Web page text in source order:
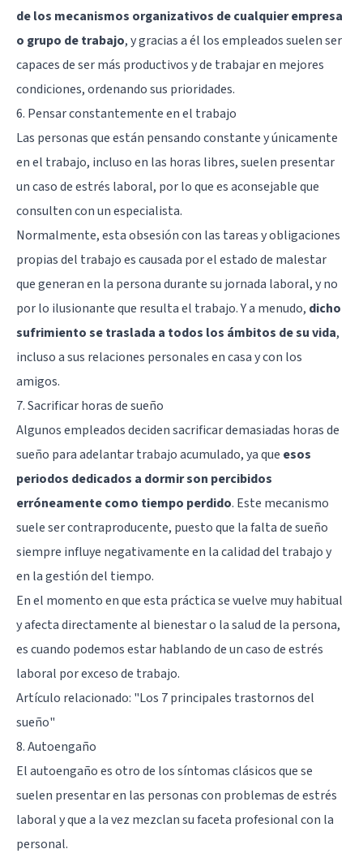
de los mecanismos organizativos de cualquier empresa
o grupo de trabajo, y gracias a él los empleados suelen ser
capaces de ser más productivos y de trabajar en mejores
condiciones, ordenando sus prioridades.
6. Pensar constantemente en el trabajo
Las personas que están pensando constante y únicamente
en el trabajo, incluso en las horas libres, suelen presentar
un caso de estrés laboral, por lo que es aconsejable que
consulten con un especialista.
Normalmente, esta obsesión con las tareas y obligaciones
propias del trabajo es causada por el estado de malestar
que generan en la persona durante su jornada laboral, y no
por lo ilusionante que resulta el trabajo. Y a menudo, dicho
sufrimiento se traslada a todos los ámbitos de su vida,
incluso a sus relaciones personales en casa y con los
amigos.
7. Sacrificar horas de sueño
Algunos empleados deciden sacrificar demasiadas horas de
sueño para adelantar trabajo acumulado, ya que esos
periodos dedicados a dormir son percibidos
erróneamente como tiempo perdido. Este mecanismo
suele ser contraproducente, puesto que la falta de sueño
siempre influye negativamente en la calidad del trabajo y
en la gestión del tiempo.
En el momento en que esta práctica se vuelve muy habitual
y afecta directamente al bienestar o la salud de la persona,
es cuando podemos estar hablando de un caso de estrés
laboral por exceso de trabajo.
Artículo relacionado: "Los 7 principales trastornos del
sueño"
8. Autoengaño
El autoengaño es otro de los síntomas clásicos que se
suelen presentar en las personas con problemas de estrés
laboral y que a la vez mezclan su faceta profesional con la
personal.